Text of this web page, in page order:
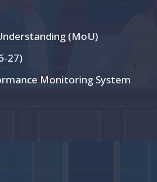
(MoU)
27)
Monitoring System